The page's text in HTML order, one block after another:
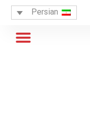
Persian